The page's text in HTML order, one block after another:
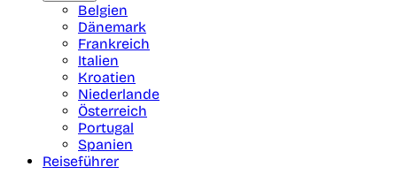
Belgien
Dänemark
Frankreich
Italien
Kroatien
Niederlande
Österreich
Portugal
Spanien
Reiseführer